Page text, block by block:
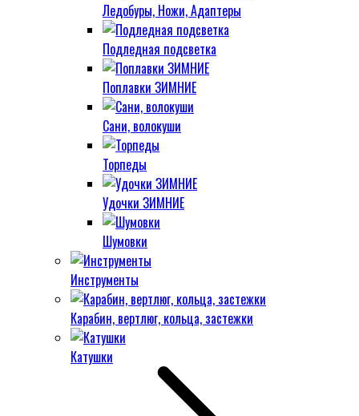
Ледобуры, Ножи, Адаптеры
Подледная подсветка
Поплавки ЗИМНИЕ
Сани, волокуши
Торпеды
Удочки ЗИМНИЕ
Шумовки
Инструменты
Карабин, вертлюг, кольца, застежки
Катушки